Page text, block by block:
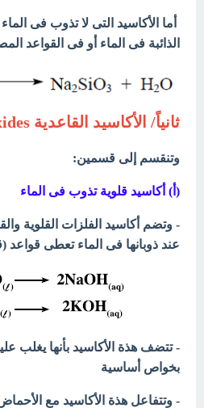
أما الأكاسيد التى لا تذوب فى
الذائبة فى الماء أو فى القواعد
ثانياً/ الأكاسيد القاعدية Basic oxides
وتنقسم إلى قسمين:
(أ) أكاسيد قلوية تذوب فى الماء
- وتضم أكاسيد الفلزات القلوية
عند ذوبانها فى الماء تعطى قواعد
- تتضف هذة الأكاسيد بأنها يغلب
بخواص أساسية
- وتتفاعل هذة الأكاسيد مع